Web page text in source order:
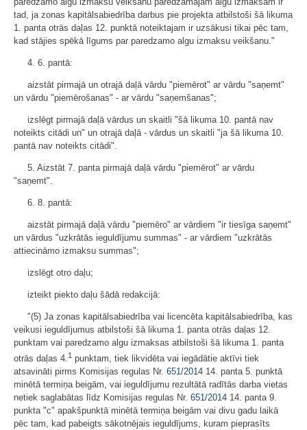
tad, ja zonas kapitālsabiedrība darbus pie projekta atbilstoši šā likuma
1. panta otrās daļas 12. punktā noteiktajam ir uzsākusi tikai pēc tam,
kad stājies spēkā līgums par paredzamo algu izmaksu veikšanu."
4. 6. pantā:
aizstāt pirmajā un otrajā daļā vārdu "piemērot" ar vārdu "saņemt"
un vārdu "piemērošanas" - ar vārdu "saņemšanas";
izslēgt pirmajā daļā vārdus un skaitli "šā likuma 10. pantā nav
noteikts citādi un" un otrajā daļā - vārdus un skaitli "ja šā likuma 10.
pantā nav noteikts citādi".
5. Aizstāt 7. panta pirmajā daļā vārdu "piemērot" ar vārdu
"saņemt".
6. 8. pantā:
aizstāt pirmajā daļā vārdu "piemēro" ar vārdiem "ir tiesīga saņemt"
un vārdus "uzkrātās ieguldījumu summas" - ar vārdiem "uzkrātās
attiecināmo izmaksu summas";
izslēgt otro daļu;
izteikt piekto daļu šādā redakcijā:
"(5) Ja zonas kapitālsabiedrība vai licencēta kapitālsabiedrība, kas
veikusi ieguldījumus atbilstoši šā likuma 1. panta otrās daļas 12.
punktam vai paredzamo algu izmaksas atbilstoši šā likuma 1. panta
otrās daļas 4. 1 punktam, tiek likvidēta vai iegādātie aktīvi tiek
atsavināti pirms Komisijas regulas Nr. 651/2014 14. panta 5. punktā
minētā termiņa beigām, vai ieguldījumu rezultātā radītās darba vietas
netiek saglabātas līdz Komisijas regulas Nr. 651/2014 14. panta 9.
punkta "c" apakšpunktā minētā termiņa beigām vai divu gadu laikā
pēc tam, kad pabeigts sākotnējais ieguldījums, kuram pieprasīts